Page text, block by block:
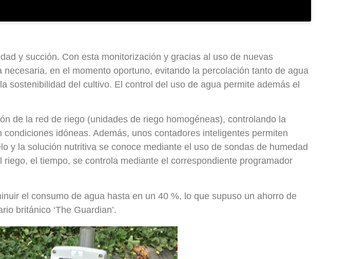
y succión. Con esta monitorización y gracias al uso de nuevas
en el momento oportuno, evitando la percolación tanto de agua
sostenibilidad del cultivo. El control del uso de agua permite además el
de la red de riego (unidades de riego homogéneas), controlando la
idóneas. Además, unos contadores inteligentes permiten
y la solución nutritiva se conoce mediante el uso de sondas de humedad
el tiempo, se controla mediante el correspondiente programador
el consumo de agua hasta en un 40 %, lo que supuso un ahorro de
británico ‘The Guardian’.